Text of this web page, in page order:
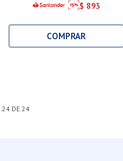
$ 893
24 DE 24